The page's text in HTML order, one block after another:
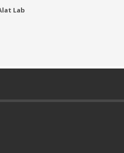
Lab